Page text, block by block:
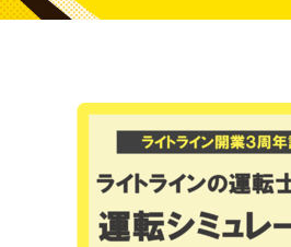
開業3周年キャンペーン中！
アーカイブ
プライバシーポリシー
お問い合わせ